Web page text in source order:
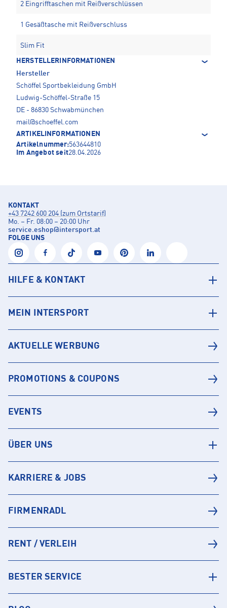
2 Eingrifftaschen mit Reißverschlüssen
1 Gesäßtasche mit Reißverschluss
Slim Fit
HERSTELLERINFORMATIONEN
Hersteller
Schöffel Sportbekleidung GmbH
Ludwig-Schöffel-Straße 15
DE - 86830 Schwabmünchen
mail@schoeffel.com
ARTIKELINFORMATIONEN
Artikelnummer:563644810
Im Angebot seit28.04.2026
KONTAKT
+43 7242 600 204 (zum Ortstarif)
Mo. – Fr. 08:00 – 20:00 Uhr
service.eshop@intersport.at
FOLGE UNS
HILFE & KONTAKT
MEIN INTERSPORT
AKTUELLE WERBUNG
PROMOTIONS & COUPONS
EVENTS
ÜBER UNS
KARRIERE & JOBS
FIRMENRADL
RENT / VERLEIH
BESTER SERVICE